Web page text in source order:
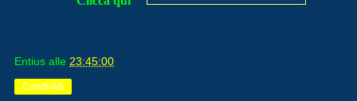
Entius alle 23:45:00
Condividi